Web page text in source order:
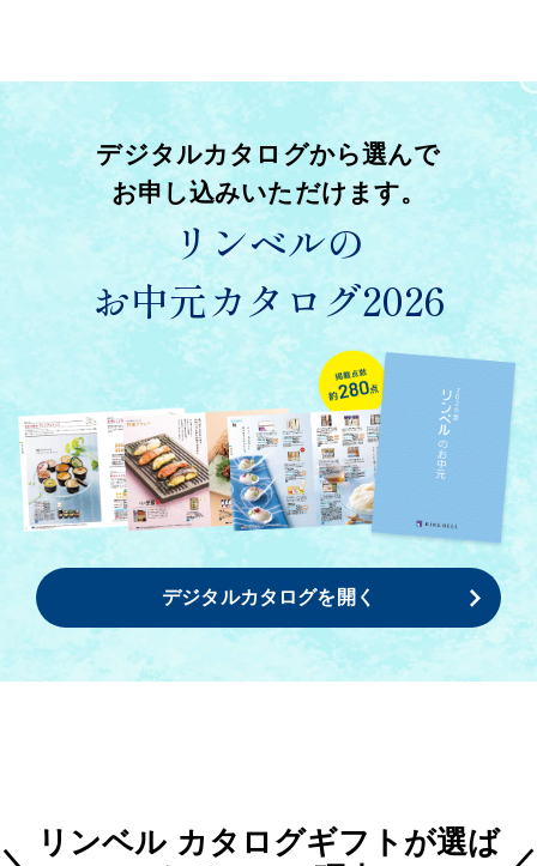
デジタルカタログから選んで
お申し込みいただけます。
リンベルの
お中元カタログ2026
デジタルカタログを開く
リンベル カタログギフトが選ば